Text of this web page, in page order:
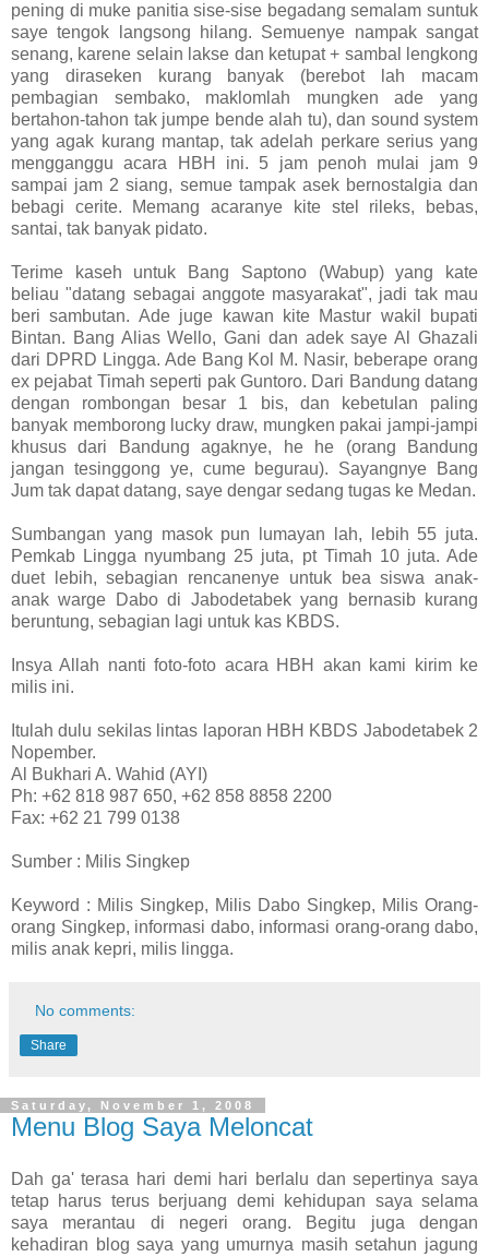
pening di muke panitia sise-sise begadang semalam suntuk
saye tengok langsong hilang. Semuenye nampak sangat
senang, karene selain lakse dan ketupat + sambal lengkong
yang diraseken kurang banyak (berebot lah macam
pembagian sembako, maklomlah mungken ade yang
bertahon-tahon tak jumpe bende alah tu), dan sound system
yang agak kurang mantap, tak adelah perkare serius yang
mengganggu acara HBH ini. 5 jam penoh mulai jam 9
sampai jam 2 siang, semue tampak asek bernostalgia dan
bebagi cerite. Memang acaranye kite stel rileks, bebas,
santai, tak banyak pidato.
Terime kaseh untuk Bang Saptono (Wabup) yang kate
beliau "datang sebagai anggote masyarakat", jadi tak mau
beri sambutan. Ade juge kawan kite Mastur wakil bupati
Bintan. Bang Alias Wello, Gani dan adek saye Al Ghazali
dari DPRD Lingga. Ade Bang Kol M. Nasir, beberape orang
ex pejabat Timah seperti pak Guntoro. Dari Bandung datang
dengan rombongan besar 1 bis, dan kebetulan paling
banyak memborong lucky draw, mungken pakai jampi-jampi
khusus dari Bandung agaknye, he he (orang Bandung
jangan tesinggong ye, cume begurau). Sayangnye Bang
Jum tak dapat datang, saye dengar sedang tugas ke Medan.
Sumbangan yang masok pun lumayan lah, lebih 55 juta.
Pemkab Lingga nyumbang 25 juta, pt Timah 10 juta. Ade
duet lebih, sebagian rencanenye untuk bea siswa anak-
anak warge Dabo di Jabodetabek yang bernasib kurang
beruntung, sebagian lagi untuk kas KBDS.
Insya Allah nanti foto-foto acara HBH akan kami kirim ke
milis ini.
Itulah dulu sekilas lintas laporan HBH KBDS Jabodetabek 2
Nopember.
Al Bukhari A. Wahid (AYI)
Ph: +62 818 987 650, +62 858 8858 2200
Fax: +62 21 799 0138
Sumber : Milis Singkep
Keyword : Milis Singkep, Milis Dabo Singkep, Milis Orang-
orang Singkep, informasi dabo, informasi orang-orang dabo,
milis anak kepri, milis lingga.
No comments:
Share
Saturday, November 1, 2008
Menu Blog Saya Meloncat
Dah ga' terasa hari demi hari berlalu dan sepertinya saya
tetap harus terus berjuang demi kehidupan saya selama
saya merantau di negeri orang. Begitu juga dengan
kehadiran blog saya yang umurnya masih setahun jagung